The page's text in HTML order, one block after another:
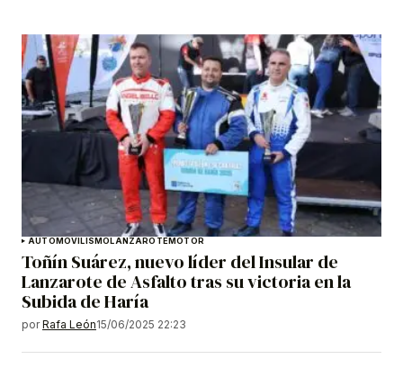
AUTOMOVILISMOLANZAROTEMOTOR
Toñín Suárez, nuevo líder del Insular de
Lanzarote de Asfalto tras su victoria en la
Subida de Haría
por Rafa León15/06/2025 22:23